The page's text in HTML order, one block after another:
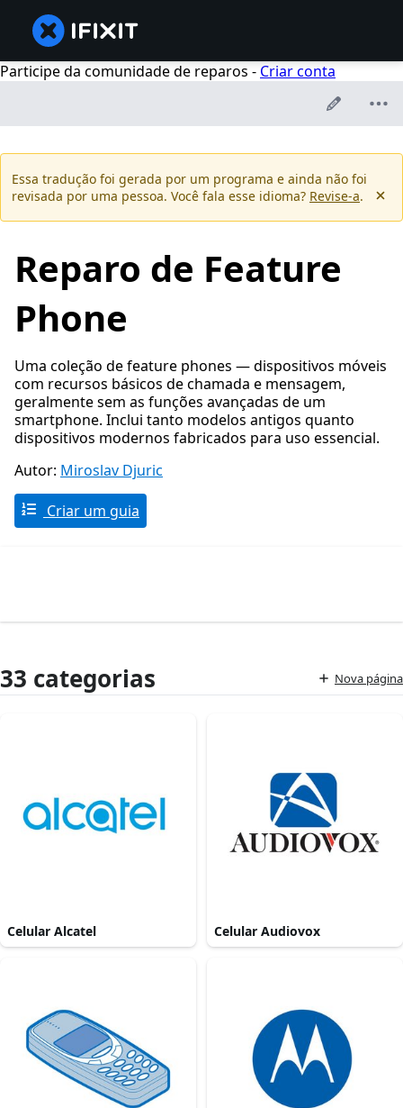
Participe da comunidade de reparos - Criar conta
Essa tradução foi gerada por um programa e ainda não foi
revisada por uma pessoa. Você fala esse idioma? Revise-a.
Reparo de Feature
Phone
Uma coleção de feature phones — dispositivos móveis
com recursos básicos de chamada e mensagem,
geralmente sem as funções avançadas de um
smartphone. Inclui tanto modelos antigos quanto
dispositivos modernos fabricados para uso essencial.
Autor: Miroslav Djuric
Criar um guia
33 categorias Nova página
Celular Alcatel Celular Audiovox